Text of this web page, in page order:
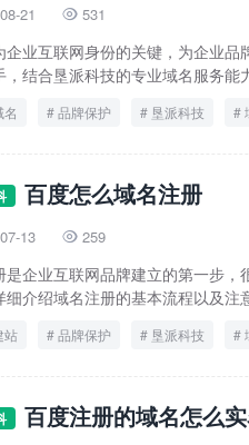
21  531
企业互联网身份的关键，为企业
，结合垦派科技的专业域名服务
品牌保护 垦派科技
百度怎么域名注册
13  259
是企业互联网品牌建立的第一步，
细介绍域名注册的基本流程以及
站 品牌保护 垦派科技
百度注册的域名怎么